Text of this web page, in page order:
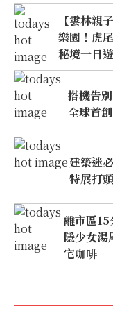
【雲林親
樂園！虎
秘境一日
搭機告
全球首
建築迷
特展打
離市區15
隱少女湯
宅咖啡